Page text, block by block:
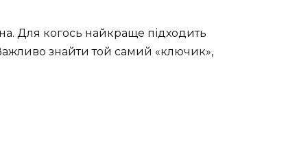
Для когось найкраще підходить
знайти той самий «ключик»,